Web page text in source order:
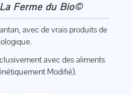
Ferme du Bio©
avec de vrais produits de
avec des aliments
Modifié).